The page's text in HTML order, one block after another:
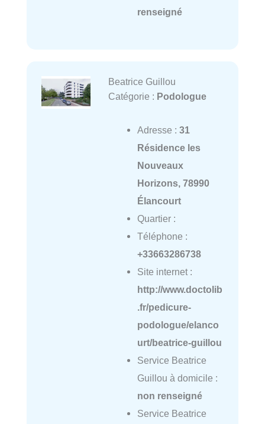
renseigné
Beatrice Guillou
Catégorie : Podologue
Adresse : 31
Résidence les
Nouveaux
Horizons, 78990
Élancourt
Quartier :
Téléphone :
+33663286738
Site internet :
http://www.doctolib
.fr/pedicure-
podologue/elanco
urt/beatrice-guillou
Service Beatrice
Guillou à domicile :
non renseigné
Service Beatrice